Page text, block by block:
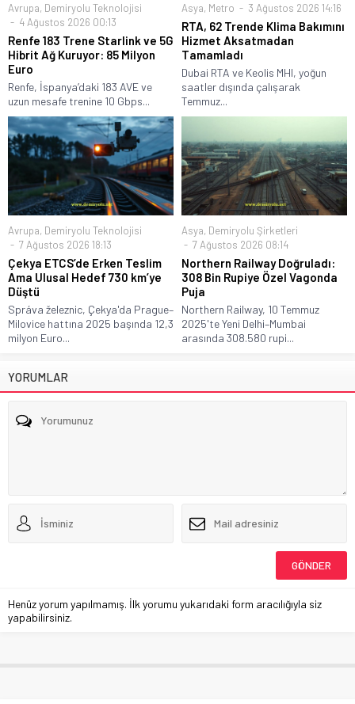
Avrupa, Demiryolu Teknolojisi
4 Ağustos 2026 00:13
Renfe 183 Trene Starlink ve 5G
Hibrit Ağ Kuruyor: 85 Milyon
Euro
Renfe, İspanya’daki 183 AVE ve
uzun mesafe trenine 10 Gbps...
Asya, Metro 3 Ağustos 2026 14:16
RTA, 62 Trende Klima Bakımını
Hizmet Aksatmadan
Tamamladı
Dubai RTA ve Keolis MHI, yoğun
saatler dışında çalışarak
Temmuz...
Avrupa, Demiryolu Teknolojisi
7 Ağustos 2026 18:13
Çekya ETCS’de Erken Teslim
Ama Ulusal Hedef 730 km’ye
Düştü
Správa železnic, Çekya'da Prague–
Milovice hattına 2025 başında 12,3
milyon Euro...
Asya, Demiryolu Şirketleri
7 Ağustos 2026 08:14
Northern Railway Doğruladı:
308 Bin Rupiye Özel Vagonda
Puja
Northern Railway, 10 Temmuz
2025'te Yeni Delhi–Mumbai
arasında 308.580 rupi...
YORUMLAR
Henüz yorum yapılmamış. İlk yorumu yukarıdaki form aracılığıyla siz
yapabilirsiniz.